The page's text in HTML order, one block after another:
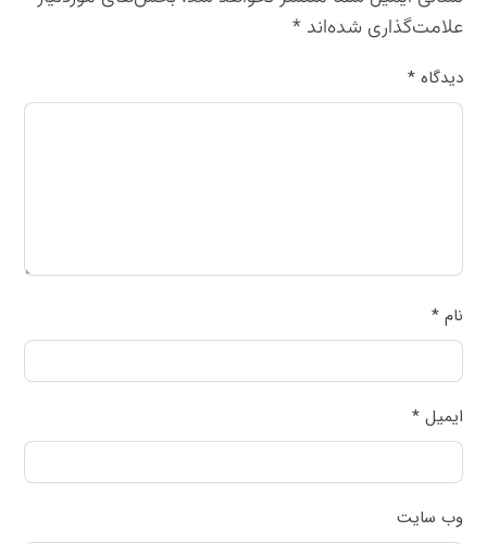
علامت‌گذاری شده‌اند*
دیدگاه*
نام*
ایمیل*
وب‌ سایت